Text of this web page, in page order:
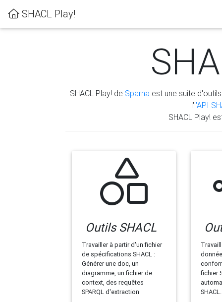
SHACL Play!
SHACL Play! de Sparna est une suite
l'l'API
SHACL Play!
Outils SHACL
Travailler à partir d'un fichier
de spécifications SHACL :
Générer une doc, un
diagramme, un fichier de
context, des requêtes
SPARQL d'extraction
fichier
SHACL.